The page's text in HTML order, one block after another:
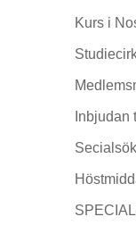
Kurs i
Inbjudan